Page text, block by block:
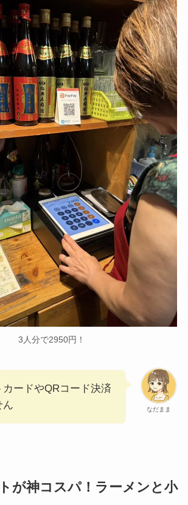
3人分で2950円！
なだまま
カードやQRコード決済
ん
が神コスパ！ラーメンと小